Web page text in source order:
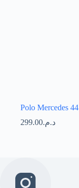
Polo Mercedes
د.م.299.00